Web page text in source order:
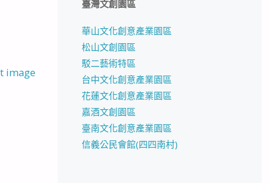
image
臺灣文創園區
華山文化創意產業園區
松山文創園區
駁二藝術特區
台中文化創意產業園區
花蓮文化創意產業園區
嘉酒文創園區
臺南文化創意產業園區
信義公民會館(四四南村)